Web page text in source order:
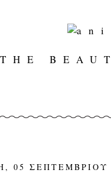
THE
05 ΣΕΠΤΕΜΒΡΙΟΥ